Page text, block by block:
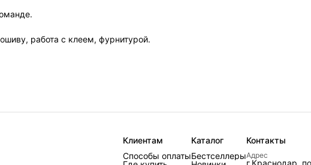
работа с клеем, фурнитурой.
Клиентам
Способы оплаты
Каталог
Бестселлеры
Контакты
Адрес